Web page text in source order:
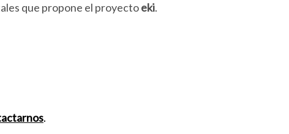
que propone el proyectoeki.
.